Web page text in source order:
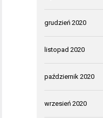
grudzień 2020
listopad 2020
październik 2020
wrzesień 2020